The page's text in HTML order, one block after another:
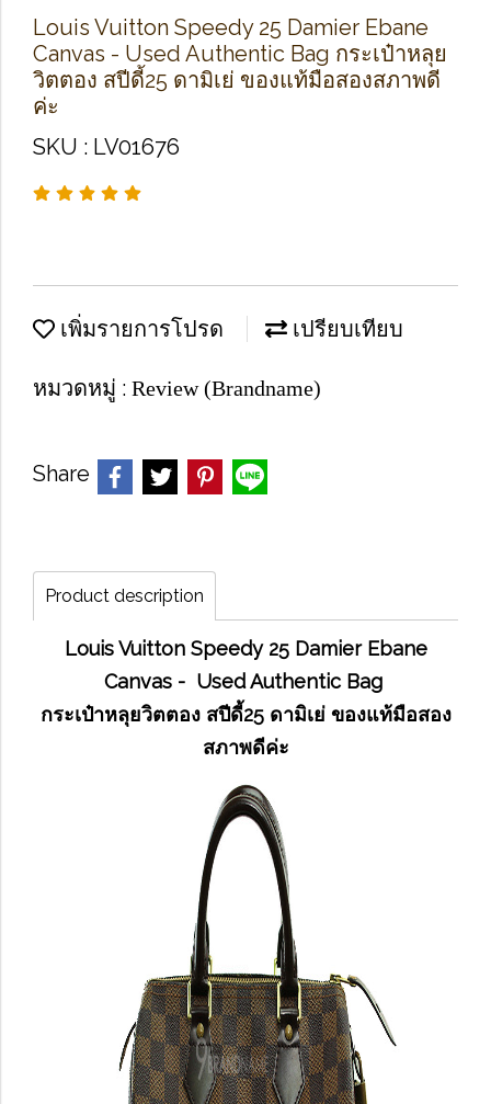
Louis Vuitton Speedy 25 Damier Ebane
Canvas - Used Authentic Bag กระเป๋าหลุย
วิตตอง สปีดี้25 ดามิเย่ ของแท้มือสองสภาพดี
ค่ะ
SKU : LV01676
เพิ่มรายการโปรด เปรียบเทียบ
หมวดหมู่ : Review (Brandname)
Share
Product description
Louis Vuitton Speedy 25 Damier Ebane
Canvas - Used Authentic Bag
กระเป๋าหลุยวิตตอง สปีดี้25 ดามิเย่ ของแท้มือสอง
สภาพดีค่ะ